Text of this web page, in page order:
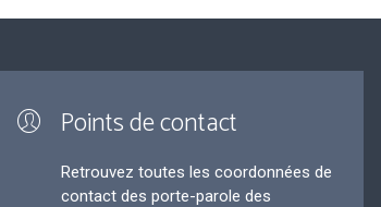
Points de contact
Retrouvez toutes les coordonnées de
contact des porte-parole des